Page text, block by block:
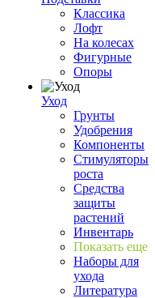
Классика
Лофт
На колесах
Фигурные
Опоры
Уход
Грунты
Удобрения
Компоненты
Стимуляторы
роста
Средства
защиты
растений
Инвентарь
Показать еще
Наборы для
ухода
Литература